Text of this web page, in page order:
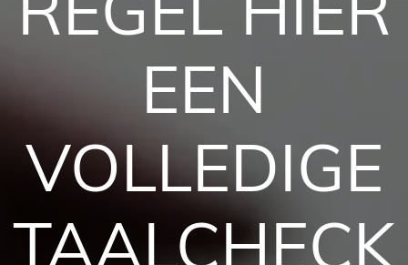
EEN
VOLLEDIGE
TAALCHECK